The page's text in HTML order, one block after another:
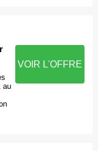
au
VOIR L'OFFRE